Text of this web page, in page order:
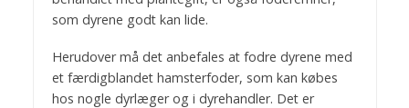
som dyrene godt kan lide.
Herudover må det anbefales at fodre dyrene med
et færdigblandet hamsterfoder, som kan købes
hos nogle dyrlæger og i dyrehandler. Det er